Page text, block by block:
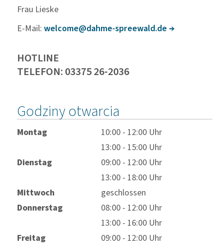
Frau Lieske
E-Mail: welco­me@dahme-spree­wald.de
HOTLINE
TELEFON: 03375 26-2036
Godziny otwarcia
Montag
10:00 - 12:00 Uhr
13:00 - 15:00 Uhr
Dienstag
09:00 - 12:00 Uhr
13:00 - 18:00 Uhr
Mittwoch
geschlossen
Donnerstag
08:00 - 12:00 Uhr
13:00 - 16:00 Uhr
Freitag
09:00 - 12:00 Uhr